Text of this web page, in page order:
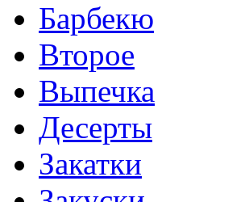
Барбекю
Второе
Выпечка
Десерты
Закатки